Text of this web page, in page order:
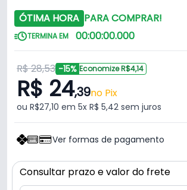
ÓTIMA HORA PARA COMPRAR!
TERMINA EM 00:00:00.000
R$ 28,53 -15% Economize R$4,14
R$ 24,39no Pix
ou R$27,10 em 5x R$ 5,42 sem juros
Ver formas de pagamento
Consultar prazo e valor do frete